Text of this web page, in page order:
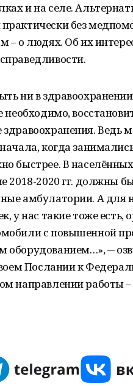
и на селе.
без
– о людях. Об их
ни в
необходимо,
здравоохранения. Ведь
когда
быстрее. В
2018-2020 гг. должны
амбулатории. А для
у нас такие тоже
с повышенной
оборудованием…», ─
Послании к
направлении работы